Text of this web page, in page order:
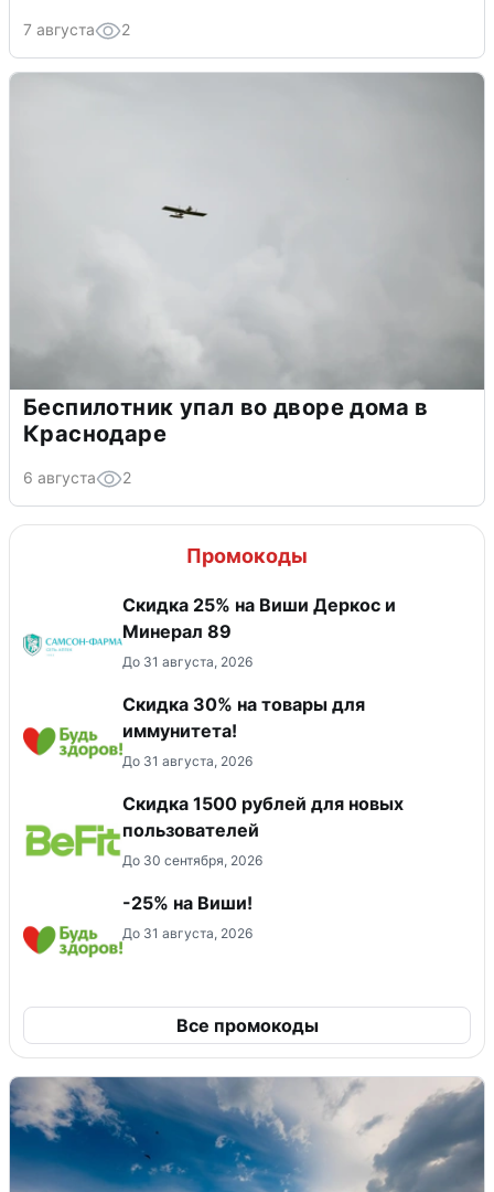
7 августа 2
Беспилотник упал во дворе дома в
Краснодаре
6 августа 2
Промокоды
Скидка 25% на Виши Деркос и
Минерал 89
До 31 августа, 2026
Скидка 30% на товары для
иммунитета!
До 31 августа, 2026
Скидка 1500 рублей для новых
пользователей
До 30 сентября, 2026
-25% на Виши!
До 31 августа, 2026
Все промокоды